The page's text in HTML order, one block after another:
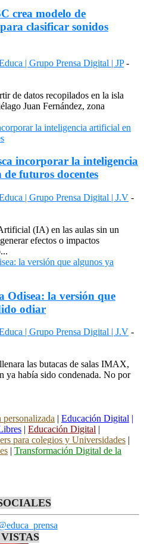
crea modelo de
clasificar sonidos
| Grupo Prensa Digital | JP -
de datos recopilados en la isla
Juan Fernández, zona
incorporar la inteligencia
futuros docentes
| Grupo Prensa Digital | J.V -
(IA) en las aulas sin un
efectos o impactos
Odisea: la versión que
odiar
| Grupo Prensa Digital | J.V -
las butacas de salas IMAX,
ya había sido condenada. No por
personalizada | Educación Digital |
| Educación Digital |
para colegios y Universidades |
| Transformación Digital de la